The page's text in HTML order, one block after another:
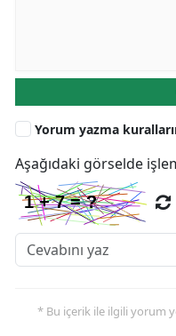
Yorum yazma
Aşağıdaki görselde
* Bu içerik ile ilgili yorum